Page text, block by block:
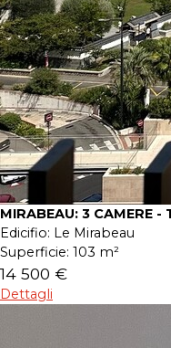
MIRABEAU: 3 CAMERE -
Edicifio: Le Mirabeau
Superficie: 103 m²
14 500 €
Dettagli